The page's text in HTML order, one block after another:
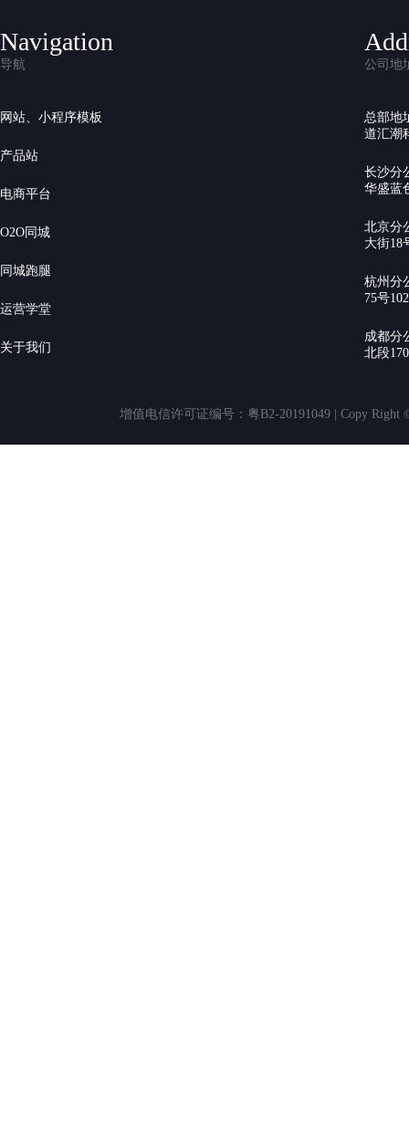
Navigation
导航
网站、小程序模板
产品站
电商平台
O2O同城
同城跑腿
运营学堂
关于我们
公司地
总部地
道汇潮
长沙分
华盛蓝
北京分
大街18
杭州分
75号
成都分
北段
增值电信许可证编号：粤B2-20191049 | Copy